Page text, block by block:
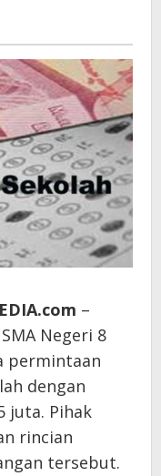
–
Negeri 8
permintaan
dengan
juta. Pihak
rincian
tersebut.